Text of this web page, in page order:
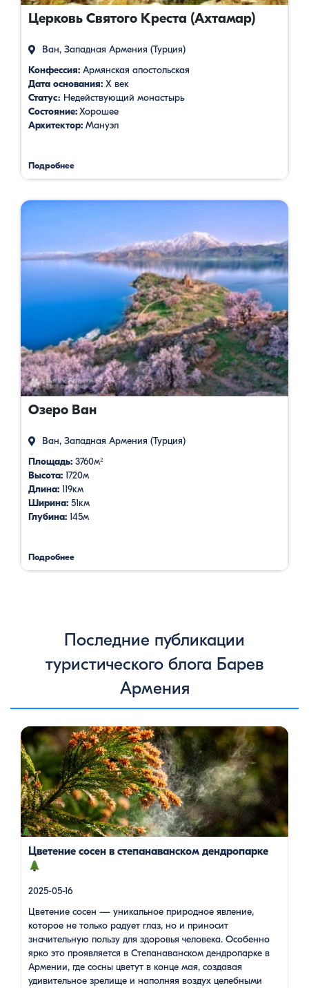
Церковь Святого Креста (Ахтамар)
Ван, Западная Армения (Турция)
Конфессия: Армянская апостольская
Дата основания: X век
Статус։ Недействующий монастырь
Состояние:Хорошее
Архитектор: Мануэл
Подробнее
Озеро Ван
Ван, Западная Армения (Турция)
Площадь: 3760м²
Высота: 1720м
Длина: 119км
Ширина: 51км
Глубина: 145м
Подробнее
Последние публикации
туристического блога Барев
Армения
Цветение сосен — уникальное природное явление, которое
не только радует глаз, но и приносит значительную пользу
для здоровья человека. Особенно ярко это проявляется в
Степанаванском дендропарке в Армении, где сосны цветут в
конце мая, создавая удивительное зрелище и наполняя
воздух целебными веществами.Степанаванский
дендропарк: жемчужина Лорийской области
Степанаванский дендропарк, также известный как «Сочут»
Цветение сосен в степанаванском дендропарке
2025-05-16
Цветение сосен — уникальное природное явление,
которое не только радует глаз, но и приносит
значительную пользу для здоровья человека. Особенно
ярко это проявляется в Степанаванском дендропарке в
Армении, где сосны цветут в конце мая, создавая
удивительное зрелище и наполняя воздух целебными